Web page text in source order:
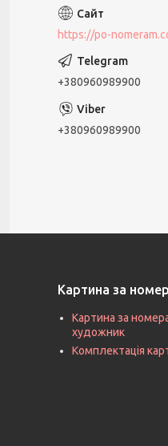
https://po-
+380960989900
+380960989900
Картина за
Картина за
художник
Комплектація